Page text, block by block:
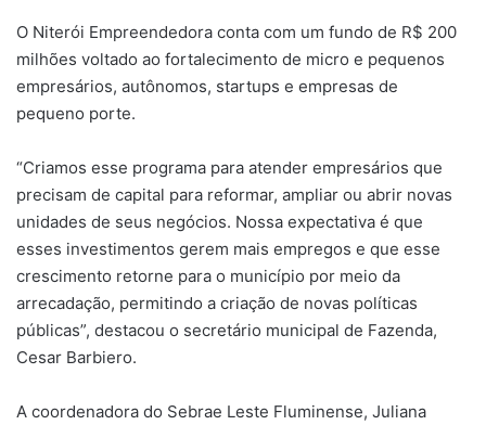
O Niterói Empreendedora conta com um fundo de R$ 200
milhões voltado ao fortalecimento de micro e pequenos
empresários, autônomos, startups e empresas de
pequeno porte.
“Criamos esse programa para atender empresários que
precisam de capital para reformar, ampliar ou abrir novas
unidades de seus negócios. Nossa expectativa é que
esses investimentos gerem mais empregos e que esse
crescimento retorne para o município por meio da
arrecadação, permitindo a criação de novas políticas
públicas”, destacou o secretário municipal de Fazenda,
Cesar Barbiero.
A coordenadora do Sebrae Leste Fluminense, Juliana